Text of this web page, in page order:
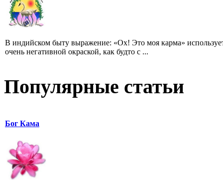
В индийском быту выражение: «Ох! Это моя карма»
очень негативной окраской, как будто с ...
Популярные статьи
Бог Кама